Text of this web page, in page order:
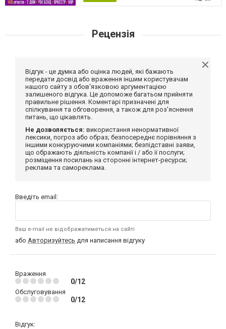
Рецензія
Відгук - це думка або оцінка людей, які бажають
передати досвід або враження іншим користувачам
нашого сайту з обов'язковою аргументацією
залишеного відгука. Це допоможе багатьом прийняти
правильне рішення. Коментарі призначені для
спілкування та обговорення, а також для роз'яснення
питань, що цікавлять.
Не дозволяється: використання ненормативної
лексики, погроз або образ; безпосереднє порівняння з
іншими конкуруючими компаніями; безпідставні заяви,
що ображають діяльність компанії і / або її послуги;
розміщення посилань на сторонні інтернет-ресурси;
реклама та самореклама.
Введіть email:
Ваш e-mail не відображатиметься на сайті
або Авторизуйтесь для написання відгуку
Враження
0/12
Обслуговування
0/12
Відгук: